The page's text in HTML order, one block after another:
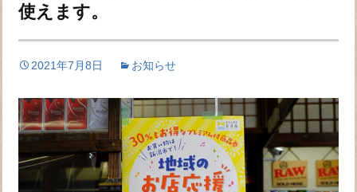
使えます。
2021年7月8日 お知らせ